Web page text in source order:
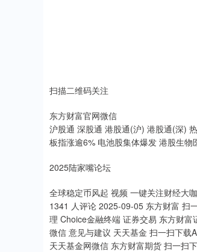
扫描二维码关注
东方财富官网微信
沪股通 深股通 港股通(沪) 港股通(深)
板指涨逾6% 电池股集体爆发 港股生
2025陆家嘴论坛
全球稳定币风起 视频 一键关注财经大
1341 人评论 2025-09-05 东方财富 扫
理 Choice金融终端 证券交易 东方财
微信 意见与建议 天天基金 扫一扫下载
天天基金网微信 东方财富期货 扫一扫